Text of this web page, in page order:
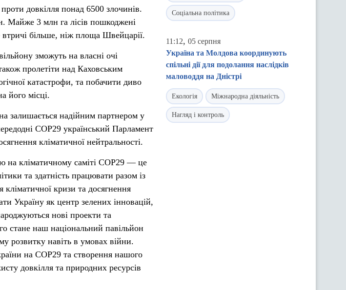
довкілля понад 6500 злочинів.
Майже 3 млн га лісів пошкоджені
більше, ніж площа Швейцарії.
зможуть на власні очі
пролетіти над Каховським
катастрофи, та побачити диво
його місці.
залишається надійним партнером у
COP29 український Парламент
кліматичної нейтральності.
на кліматичному саміті СОР29 — це
та здатність працювати разом із
кліматичної кризи та досягнення
Україну як центр зелених інновацій,
нові проекти та
стане наш національний павільйон
розвитку навіть в умовах війни.
на СОР29 та створення нашого
довкілля та природних ресурсів
Соціальна політика
11:12, 05 серпня
Україна та Молдова координують
спільні дії для подолання наслідків
маловоддя на Дністрі
Екологія Міжнародна діяльність
Нагляд і контроль